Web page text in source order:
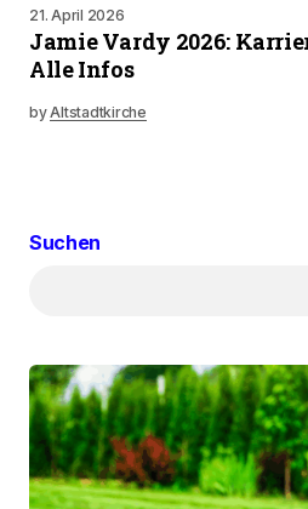
21. April 2026
Jamie Vardy 2026:
Alle Infos
byAltstadtkirche
Suchen